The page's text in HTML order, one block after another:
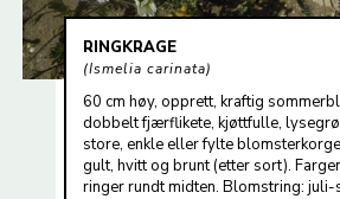
RINGKRAGE
Ismelia carinata
60 cm høy, opprett, kraftig
dobbelt fjærflikete, kjøttfulle,
store, enkle eller fylte
gult, hvitt og brunt (etter sort).
ringer rundt midten. Blomstring: juli-